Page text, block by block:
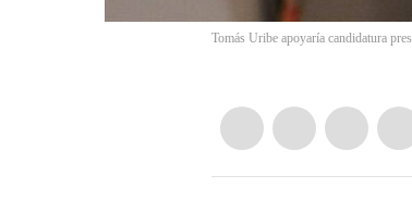
Tomás Uribe apoyaría candidatura